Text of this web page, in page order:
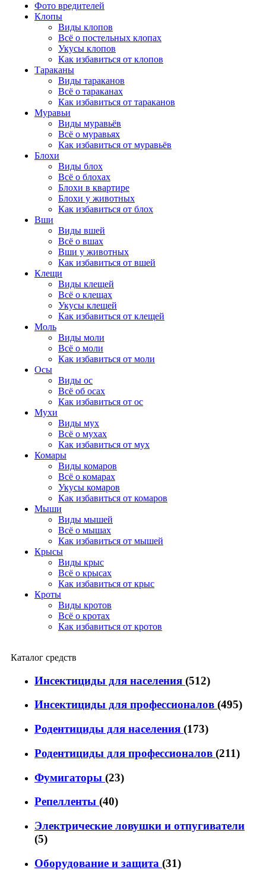
Фото вредителей
Клопы
Виды клопов
Всё о постельных клопах
Укусы клопов
Как избавиться от клопов
Тараканы
Виды тараканов
Всё о тараканах
Как избавиться от тараканов
Муравьи
Виды муравьёв
Всё о муравьях
Как избавиться от муравьёв
Блохи
Виды блох
Всё о блохах
Блохи в квартире
Блохи у животных
Как избавиться от блох
Вши
Виды вшей
Всё о вшах
Вши у животных
Как избавиться от вшей
Клещи
Виды клещей
Всё о клещах
Укусы клещей
Как избавиться от клещей
Моль
Виды моли
Всё о моли
Как избавиться от моли
Осы
Виды ос
Всё об осах
Как избавиться от ос
Мухи
Виды мух
Всё о мухах
Как избавиться от мух
Комары
Виды комаров
Всё о комарах
Укусы комаров
Как избавиться от комаров
Мыши
Виды мышей
Всё о мышах
Как избавиться от мышей
Крысы
Виды крыс
Всё о крысах
Как избавиться от крыс
Кроты
Виды кротов
Всё о кротах
Как избавиться от кротов
Каталог средств
Инсектициды для населения (512)
Инсектициды для профессионалов (495)
Родентициды для населения (173)
Родентициды для профессионалов (211)
Фумигаторы (23)
Репелленты (40)
Электрические ловушки и отпугиватели
(5)
Оборудование и защита (31)